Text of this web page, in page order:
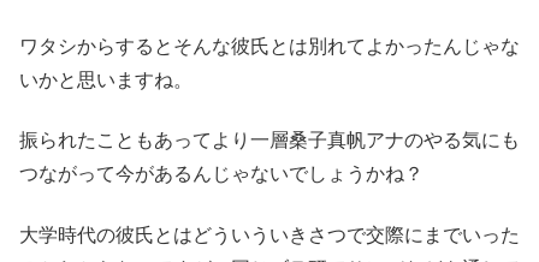
ワタシからするとそんな彼氏とは別れてよかったんじゃな
いかと思いますね。
振られたこともあってより一層桑子真帆アナのやる気にも
つながって今があるんじゃないでしょうかね？
大学時代の彼氏とはどういういきさつで交際にまでいった